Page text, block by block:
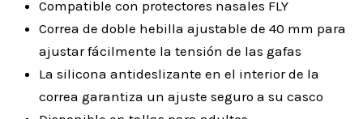
Compatible con protectores nasales FLY
Correa de doble hebilla ajustable de 40 mm para
ajustar fácilmente la tensión de las gafas
La silicona antideslizante en el interior de la
correa garantiza un ajuste seguro a su casco